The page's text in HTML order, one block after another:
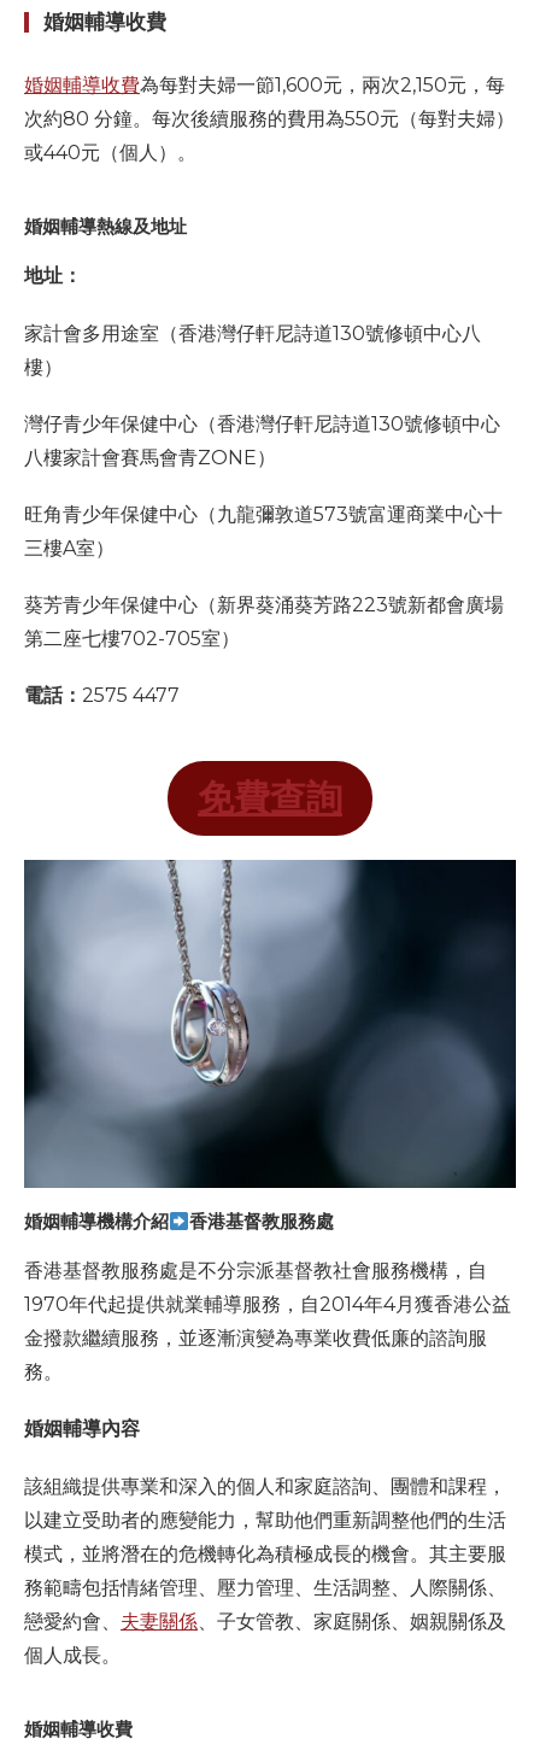
婚姻輔導收費
婚姻輔導收費為每對夫婦一節1,600元，兩次2,150元，每
次約80 分鐘。每次後續服務的費用為550元（每對夫婦）
或440元（個人）。
婚姻輔導熱線及地址
地址：
家計會多用途室（香港灣仔軒尼詩道130號修頓中心八
樓）
灣仔青少年保健中心（香港灣仔軒尼詩道130號修頓中心
八樓家計會賽馬會青ZONE）
旺角青少年保健中心（九龍彌敦道573號富運商業中心十
三樓A室）
葵芳青少年保健中心（新界葵涌葵芳路223號新都會廣場
第二座七樓702-705室）
電話： 2575 4477
免費查詢
婚姻輔導機構介紹 香港基督教服務處
香港基督教服務處是不分宗派基督教社會服務機構，自
1970年代起提供就業輔導服務，自2014年4月獲香港公益
金撥款繼續服務，並逐漸演變為專業收費低廉的諮詢服
務。
婚姻輔導內容
該組織提供專業和深入的個人和家庭諮詢、團體和課程，
以建立受助者的應變能力，幫助他們重新調整他們的生活
模式，並將潛在的危機轉化為積極成長的機會。其主要服
務範疇包括情緒管理、壓力管理、生活調整、人際關係、
戀愛約會、 夫妻關係 、子女管教、家庭關係、姻親關係及
個人成長。
婚姻輔導收費